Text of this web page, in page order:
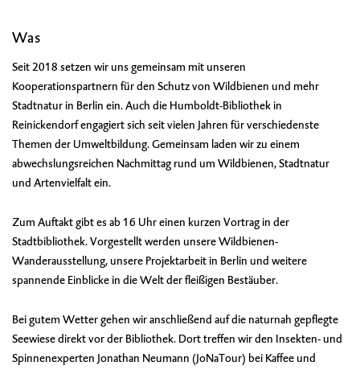
Was
Seit 2018 setzen wir uns gemeinsam mit unseren
Kooperationspartnern für den Schutz von Wildbienen und mehr
Stadtnatur in Berlin ein. Auch die Humboldt-Bibliothek in
Reinickendorf engagiert sich seit vielen Jahren für verschiedenste
Themen der Umweltbildung. Gemeinsam laden wir zu einem
abwechslungsreichen Nachmittag rund um Wildbienen, Stadtnatur
und Artenvielfalt ein.
Zum Auftakt gibt es ab 16 Uhr einen kurzen Vortrag in der
Stadtbibliothek. Vorgestellt werden unsere Wildbienen-
Wanderausstellung, unsere Projektarbeit in Berlin und weitere
spannende Einblicke in die Welt der fleißigen Bestäuber.
Bei gutem Wetter gehen wir anschließend auf die naturnah gepflegte
Seewiese direkt vor der Bibliothek. Dort treffen wir den Insekten- und
Spinnenexperten Jonathan Neumann (JoNaTour) bei Kaffee und